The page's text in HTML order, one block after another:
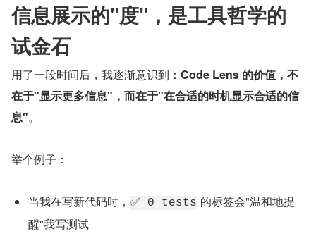
信息展示的"度"，是工具哲学的
试金石
用了一段时间后，我逐渐意识到： Code Lens 的价值，不
在于"显示更多信息"，而在于"在合适的时机显示合适的信
息"。
举个例子：
当我在写新代码时， ✅ 0 tests 的标签会"温和地提
醒"我写测试